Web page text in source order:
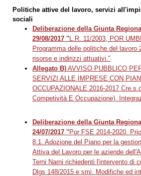
Politiche attive del lavoro, servizi
sociali
Deliberazione della Giunta
29/08/2017 "L.R. 11/2003, POR
Programma delle politiche del lavoro
risorse e indirizzi attuativi."
Allegato B) AVVISO PUBBLICO
SERVIZI ALLE IMPRESE CON
OCCUPAZIONALE 2016-2017
Competività E Occupazione).
Deliberazione della Giunta
24/07/2017 "Por FSE 2014-2020.
8.1. Adozione del Piano per la
Attiva del Lavoro per le aziende
Terni Narni richiedenti l'intervento di
Dlgs 148/2015 e smi. Modifiche ed